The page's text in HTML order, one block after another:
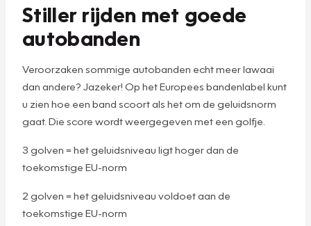
Stiller rijden met goede
autobanden
Veroorzaken sommige autobanden echt meer lawaai
dan andere? Jazeker! Op het Europees bandenlabel kunt
u zien hoe een band scoort als het om de geluidsnorm
gaat. Die score wordt weergegeven met een golfje.
3 golven = het geluidsniveau ligt hoger dan de
toekomstige EU-norm
2 golven = het geluidsniveau voldoet aan de
toekomstige EU-norm